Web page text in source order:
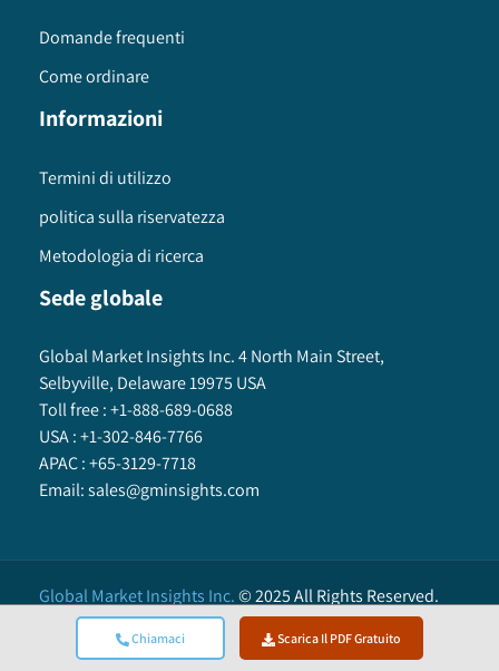
Chiamaci Scarica Il PDF Gratuito
Domande frequenti
Come ordinare
Informazioni
Termini di utilizzo
politica sulla riservatezza
Metodologia di ricerca
Sede globale
Global Market Insights Inc. 4 North Main Street,
Selbyville, Delaware 19975 USA
Toll free :+1-888-689-0688
USA :+1-302-846-7766
APAC :+65-3129-7718
Email:sales@gminsights.com
Global Market Insights Inc.©2025All Rights Reserved.